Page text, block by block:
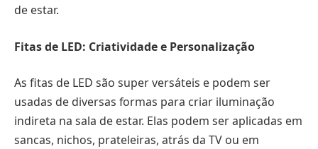
de estar.
Fitas de LED: Criatividade e Personalização
As fitas de LED são super versáteis e podem ser
usadas de diversas formas para criar iluminação
indireta na sala de estar. Elas podem ser aplicadas em
sancas, nichos, prateleiras, atrás da TV ou em